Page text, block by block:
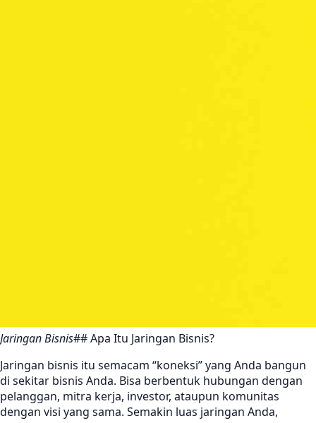
Jaringan Bisnis## Apa Itu Jaringan Bisnis?
Jaringan bisnis itu semacam “koneksi” yang Anda bangun
di sekitar bisnis Anda. Bisa berbentuk hubungan dengan
pelanggan, mitra kerja, investor, ataupun komunitas
dengan visi yang sama. Semakin luas jaringan Anda,